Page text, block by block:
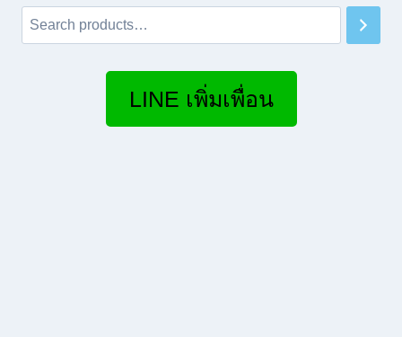
Search
LINE เพิ่มเพื่อน